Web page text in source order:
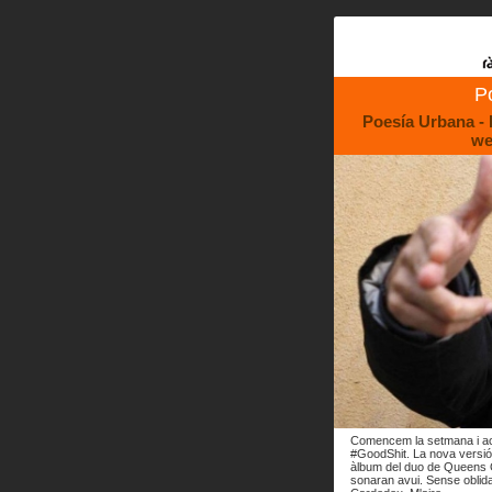
Poesía Urbana
Comencem la setmana i
#GoodShit. La nova
àlbum del duo de Queens
sonaran avui. Sense